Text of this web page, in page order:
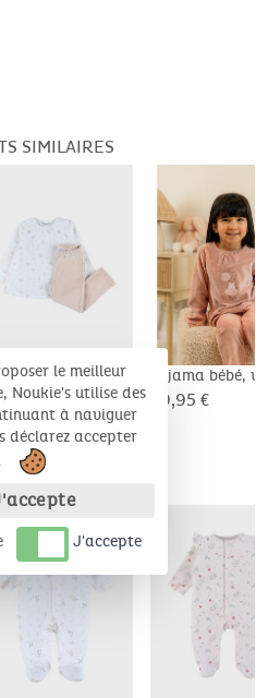
2 SIMILAIRES
bébé, velours
€
Pyjama bébé,
brodé
29,95 €
le meilleur
Noukie's utilise des
à naviguer
déclarez accepter
J'accepte